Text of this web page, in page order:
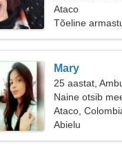
Ataco
Tõeline
Mary
25 aastat,
Naine otsib
Ataco,
Abielu